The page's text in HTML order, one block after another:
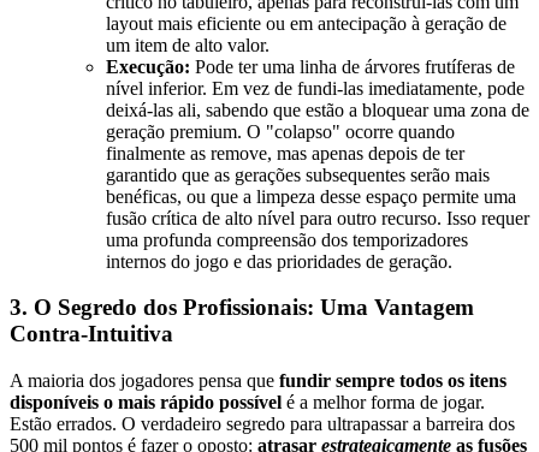
layout mais eficiente ou em antecipação à geração de
um item de alto valor.
Execução: Pode ter uma linha de árvores frutíferas de
nível inferior. Em vez de fundi-las imediatamente, pode
deixá-las ali, sabendo que estão a bloquear uma zona de
geração premium. O "colapso" ocorre quando
finalmente as remove, mas apenas depois de ter
garantido que as gerações subsequentes serão mais
benéficas, ou que a limpeza desse espaço permite uma
fusão crítica de alto nível para outro recurso. Isso requer
uma profunda compreensão dos temporizadores
internos do jogo e das prioridades de geração.
3. O Segredo dos Profissionais: Uma Vantagem
Contra-Intuitiva
A maioria dos jogadores pensa que fundir sempre todos os itens
disponíveis o mais rápido possível é a melhor forma de jogar.
Estão errados. O verdadeiro segredo para ultrapassar a barreira dos
500 mil pontos é fazer o oposto: atrasar estrategicamente as fusões